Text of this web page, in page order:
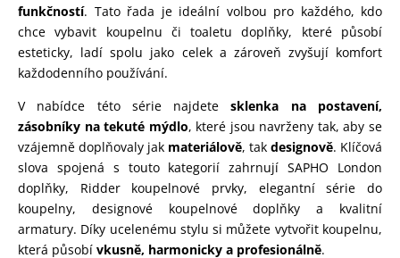
funkčností. Tato řada je ideální volbou pro každého, kdo
chce vybavit koupelnu či toaletu doplňky, které působí
esteticky, ladí spolu jako celek a zároveň zvyšují komfort
každodenního používání.
V nabídce této série najdetesklenka na postavení,
zásobníky na tekuté mýdlo, které jsou navrženy tak, aby se
vzájemně doplňovaly jak materiálově, tak designově. Klíčová
slova spojená s touto kategorií zahrnují SAPHO London
doplňky, Ridder koupelnové prvky, elegantní série do
koupelny, designové koupelnové doplňky a kvalitní
armatury. Díky ucelenému stylu si můžete vytvořit koupelnu,
která působí vkusně, harmonicky a profesionálně.